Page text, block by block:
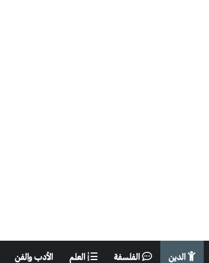
الدين الفلسفة العلم الأدب والفن